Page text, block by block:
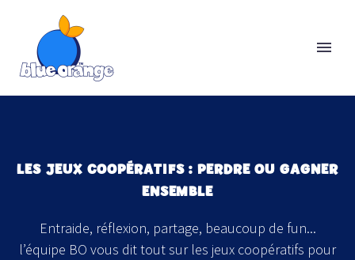
LES JEUX COOPÉRATIFS : PERDRE OU GAGNER
ENSEMBLE
Entraide, réflexion, partage, beaucoup de fun...
l’équipe BO vous dit tout sur les jeux coopératifs pour